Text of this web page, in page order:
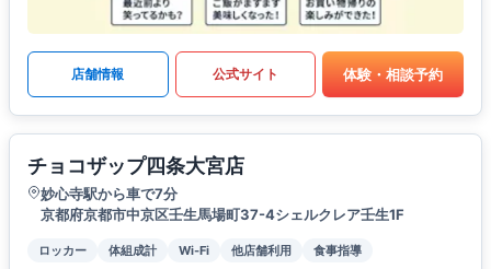
店舗情報 公式サイト 体験・相談予約
チョコザップ四条大宮店
妙心寺駅から車で7分
京都府京都市中京区壬生馬場町37-4シェルクレア壬生1F
ロッカー 体組成計 Wi-Fi 他店舗利用 食事指導